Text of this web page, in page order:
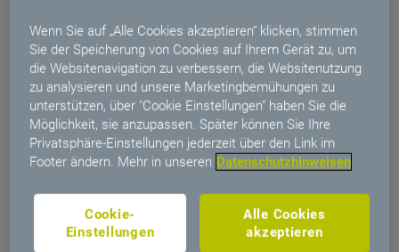
betreffenden Vertrag oder Vorgang, sofern Sie dieser
Nutzung nicht widersprechen. Eine Weitergabe oder
Verwendung Ihrer Daten zu anderen Zwecken ist dabei
ausgeschlossen. Weiterhin werden die von Ihnen in das
Kontaktformular eingetragenen Daten verarbeitet.
Daneben wird Ihre IP-Adresse erhoben. Rechtsgrundlagen
für diese Verarbeitungen sind Art. 6 Abs. 1 lit. a) und f)
Sie können auch dieser Nutzung jederzeit formlos
widersprechen oder Ihre Einwilligung widerrufen. Ihren
Wenn Sie auf „Alle Cookies akzeptieren“ klicken, stimmen
Sie der Speicherung von Cookies auf Ihrem Gerät zu, um
die Websitenavigation zu verbessern, die Websitenutzung
zu analysieren und unsere Marketingbemühungen zu
unterstützen, über "Cookie Einstellungen" haben Sie die
Möglichkeit, sie anzupassen. Später können Sie Ihre
Privatsphäre-Einstellungen jederzeit über den Link im
Footer ändern. Mehr in unseren Datenschutzhinweisen
Alle Cookies
akzeptieren
Cookie-
Einstellungen